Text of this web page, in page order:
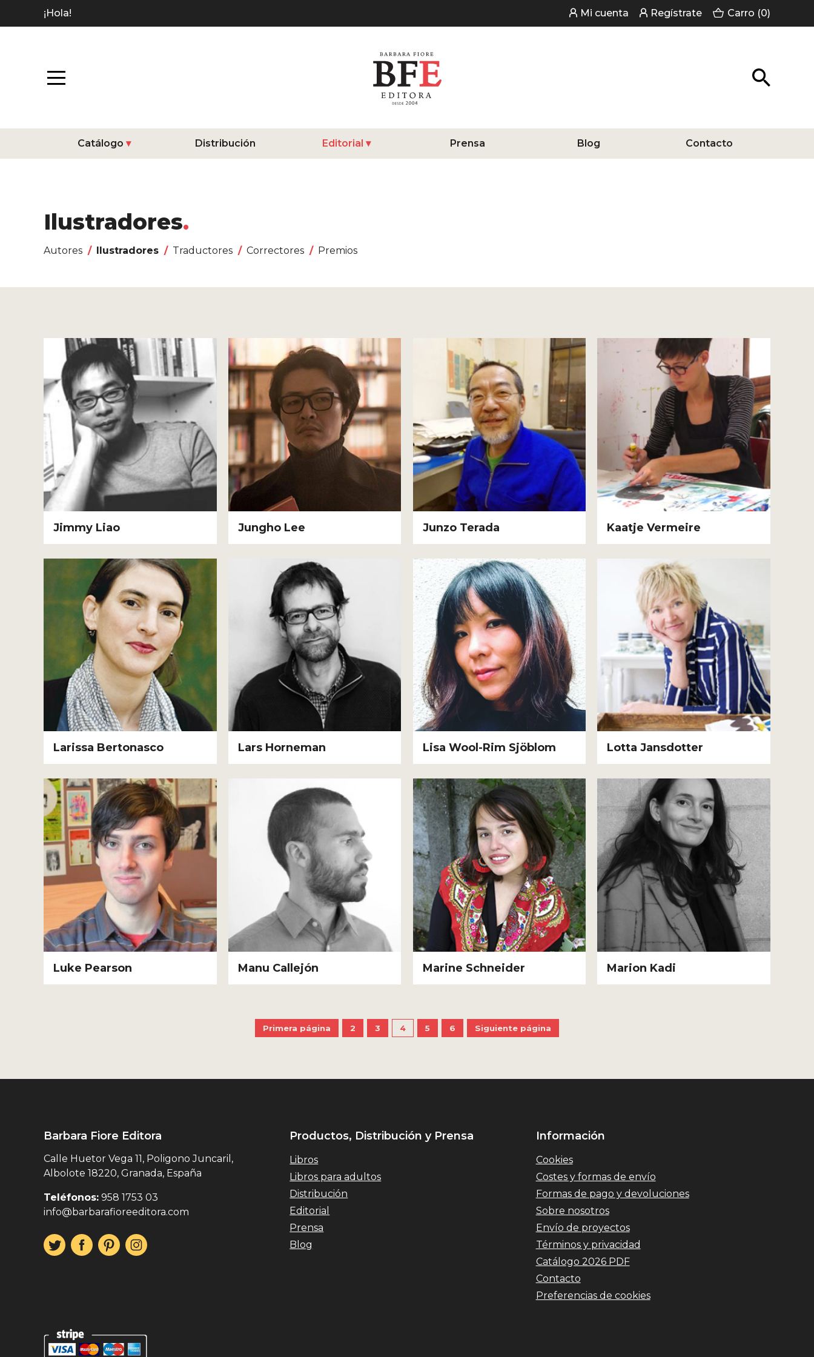
¡Hola! Mi cuenta Regístrate Carro (0)
Catálogo Distribución Editorial Prensa Blog Contacto
Ilustradores
Autores Ilustradores Traductores Correctores Premios
Jimmy Liao Jungho Lee Junzo Terada Kaatje Vermeire
Larissa Bertonasco Lars Horneman Lisa Wool-Rim Sjöblom Lotta Jansdotter
Luke Pearson Manu Callejón Marine Schneider Marion Kadi
Primera página 2 3 4 5 6 Siguiente página
Barbara Fiore Editora
Calle Huetor Vega 11, Poligono Juncaril,
Albolote 18220, Granada, España
Teléfonos: 958 1753 03
info@barbarafioreeditora.com
Productos, Distribución y Prensa
Libros
Libros para adultos
Distribución
Editorial
Prensa
Blog
Información
Cookies
Costes y formas de envío
Formas de pago y devoluciones
Sobre nosotros
Envío de proyectos
Términos y privacidad
Catálogo 2026 PDF
Contacto
Preferencias de cookies